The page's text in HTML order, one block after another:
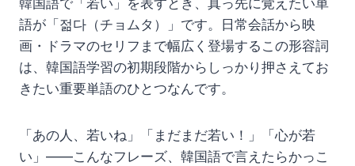
韓国語で「若い」を表すとき、真っ先に覚えたい単
語が「젊다（チョムタ）」です。日常会話から映
画・ドラマのセリフまで幅広く登場するこの形容詞
は、韓国語学習の初期段階からしっかり押さえてお
きたい重要単語のひとつなんです。
「あの人、若いね」「まだまだ若い！」「心が若
い」——こんなフレーズ、韓国語で言えたらかっこ